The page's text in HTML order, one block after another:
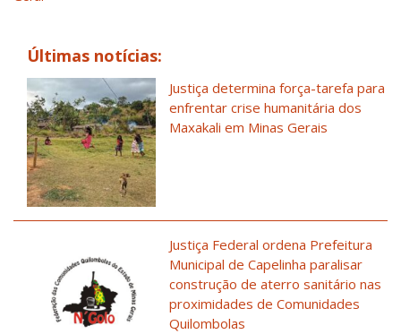
Últimas notícias:
Justiça determina força-tarefa para
enfrentar crise humanitária dos
Maxakali em Minas Gerais
Justiça Federal ordena Prefeitura
Municipal de Capelinha paralisar
construção de aterro sanitário nas
proximidades de Comunidades
Quilombolas